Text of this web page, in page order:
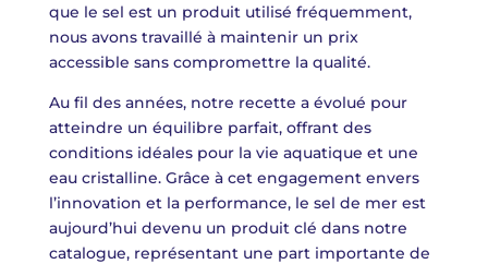
que le sel est un produit utilisé fréquemment,
nous avons travaillé à maintenir un prix
accessible sans compromettre la qualité.
Au fil des années, notre recette a évolué pour
atteindre un équilibre parfait, offrant des
conditions idéales pour la vie aquatique et une
eau cristalline. Grâce à cet engagement envers
l’innovation et la performance, le sel de mer est
aujourd’hui devenu un produit clé dans notre
catalogue, représentant une part importante de